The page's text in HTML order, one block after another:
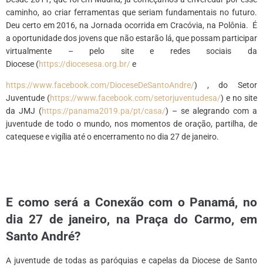
caminho, ao criar ferramentas que seriam fundamentais no futuro.
Deu certo em 2016, na Jornada ocorrida em Cracóvia, na Polônia. É
a oportunidade dos jovens que não estarão lá, que possam participar
virtualmente – pelo site e redes sociais da
Diocese (https://diocesesa.org.br/ e
https://www.facebook.com/DioceseDeSantoAndre/) , do Setor
Juventude (https://www.facebook.com/setorjuventudesa/) e no site
da JMJ (https://panama2019.pa/pt/casa/) – se alegrando com a
juventude de todo o mundo, nos momentos de oração, partilha, de
catequese e vigília até o encerramento no dia 27 de janeiro.
E como será a Conexão com o Panamá, no
dia 27 de janeiro, na Praça do Carmo, em
Santo André?
A juventude de todas as paróquias e capelas da Diocese de Santo